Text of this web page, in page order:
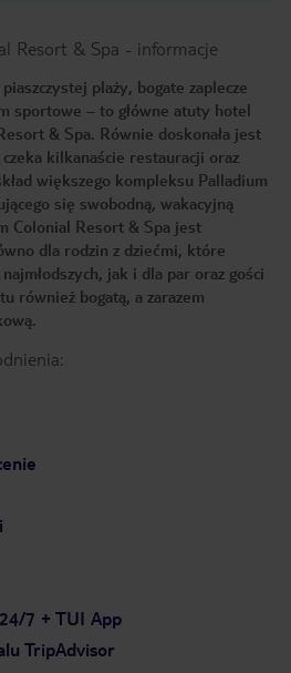
Resort & Spa - informacje
plaży, bogate zaplecze
sportowe – to główne atuty hotel
& Spa. Równie doskonała jest
kilkanaście restauracji oraz
większego kompleksu Palladium
się swobodną, wakacyjną
Colonial Resort & Spa jest
dla rodzin z dziećmi, które
jak i dla par oraz gości
również bogatą, a zarazem
7 + TUI App
TripAdvisor